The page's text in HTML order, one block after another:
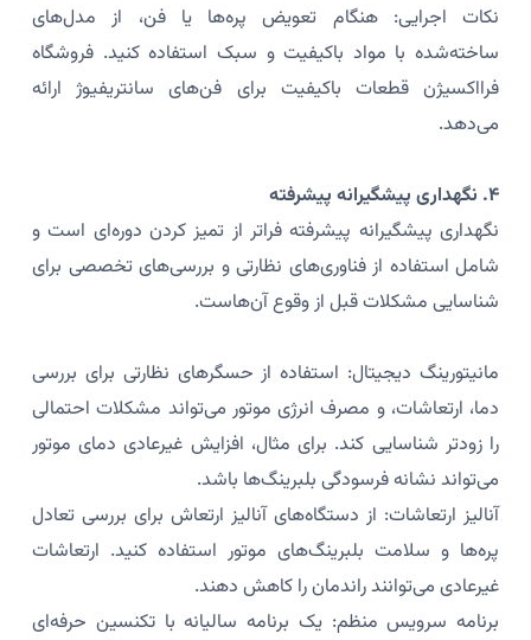
نکات اجرایی: هنگام تعویض پره‌ها یا فن، از مدل‌های
ساخته‌شده با مواد باکیفیت و سبک استفاده کنید. فروشگاه
فرااکسیژن قطعات باکیفیت برای فن‌های سانتریفیوژ ارائه
می‌دهد.
۴. نگهداری پیشگیرانه پیشرفته
نگهداری پیشگیرانه پیشرفته فراتر از تمیز کردن دوره‌ای است و
شامل استفاده از فناوری‌های نظارتی و بررسی‌های تخصصی برای
شناسایی مشکلات قبل از وقوع آن‌هاست.
مانیتورینگ دیجیتال: استفاده از حسگرهای نظارتی برای بررسی
دما، ارتعاشات، و مصرف انرژی موتور می‌تواند مشکلات احتمالی
را زودتر شناسایی کند. برای مثال، افزایش غیرعادی دمای موتور
می‌تواند نشانه فرسودگی بلبرینگ‌ها باشد.
آنالیز ارتعاشات: از دستگاه‌های آنالیز ارتعاش برای بررسی تعادل
پره‌ها و سلامت بلبرینگ‌های موتور استفاده کنید. ارتعاشات
غیرعادی می‌توانند راندمان را کاهش دهند.
برنامه سرویس منظم: یک برنامه سالیانه با تکنسین حرفه‌ای